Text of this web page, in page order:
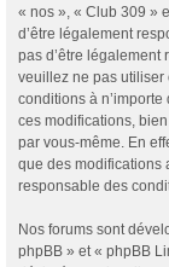
« nos », « Club 309 »
d’être légalement
pas d’être légalement
veuillez ne pas utiliser
conditions à
ces modifications,
par vous-même. En
que des modifications
responsable des
Nos forums sont
phpBB » et « phpBB